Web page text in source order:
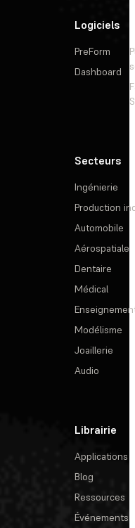
Logiciels
PreForm
Dashboard
Secteurs
Ingénierie
Production
Automobile
Aérospatiale
Dentaire
Médical
Modélisme
Joaillerie
Audio
Librairie
Applications
Blog
Ressources
Événements